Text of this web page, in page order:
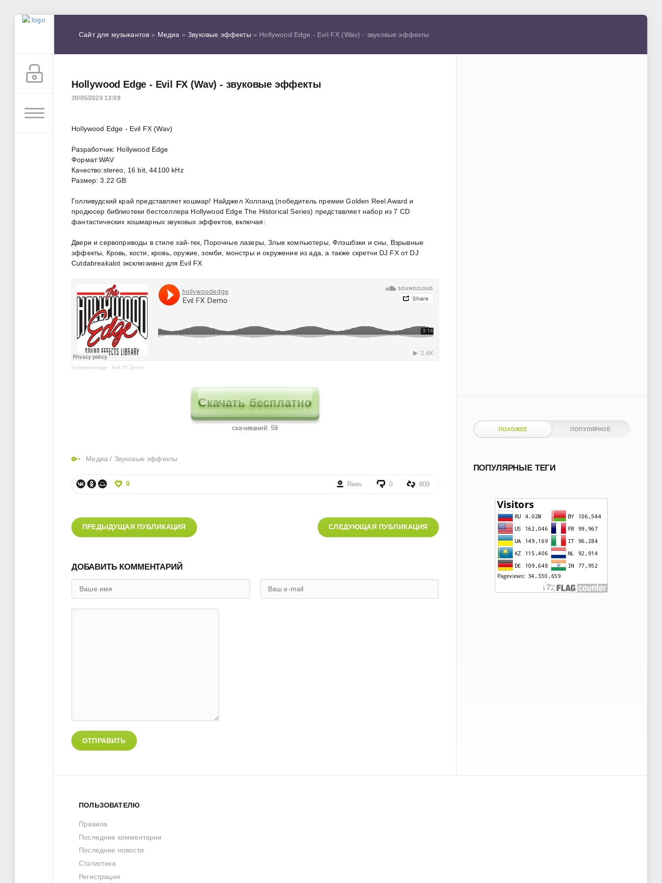
Сайт для музыкантов » Медиа »Звуковые эффекты » Hollywood Edge - Evil FX (Wav) - звуковые эффекты
Hollywood Edge - Evil FX (Wav) - звуковые эффекты
30/05/2020 13:09
Hollywood Edge - Evil FX (Wav)
Разработчик: Hollywood Edge
Формат:WAV
Качество:stereo, 16 bit, 44100 kHz
Размер: 3.22 GB
Голливудский край представляет кошмар! Найджел Холланд (победитель премии Golden Reel Award и
продюсер библиотеки бестселлера Hollywood Edge The Historical Series) представляет набор из 7 CD
фантастических кошмарных звуковых эффектов, включая:
Двери и сервоприводы в стиле хай-тек, Порочные лазеры, Злые компьютеры, Флэшбэки и сны, Взрывные
эффекты, Кровь, кости, кровь, оружие, зомби, монстры и окружение из ада, а также скретчи DJ FX от DJ
Cutdabreakalot эксклюзивно для Evil FX
hollywoodedge · Evil FX Demo
Скачать бесплатно
cкачиваний: 59
Медиа / Звуковые эффекты
0 Reev 0 809
ПРЕДЫДУЩАЯ ПУБЛИКАЦИЯ СЛЕДУЮЩАЯ ПУБЛИКАЦИЯ
ДОБАВИТЬ КОММЕНТАРИЙ
ОТПРАВИТЬ
ПОХОЖЕЕ ПОПУЛЯРНОЕ
ПОПУЛЯРНЫЕ ТЕГИ
ПОЛЬЗОВАТЕЛЮ
Правила
Последние комментарии
Последние новости
Статистика
Регистрация